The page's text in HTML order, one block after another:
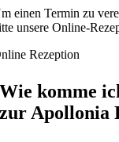
einen Termin zu
unsere Online-
Rezeption
Wie komme
zur Apollonia